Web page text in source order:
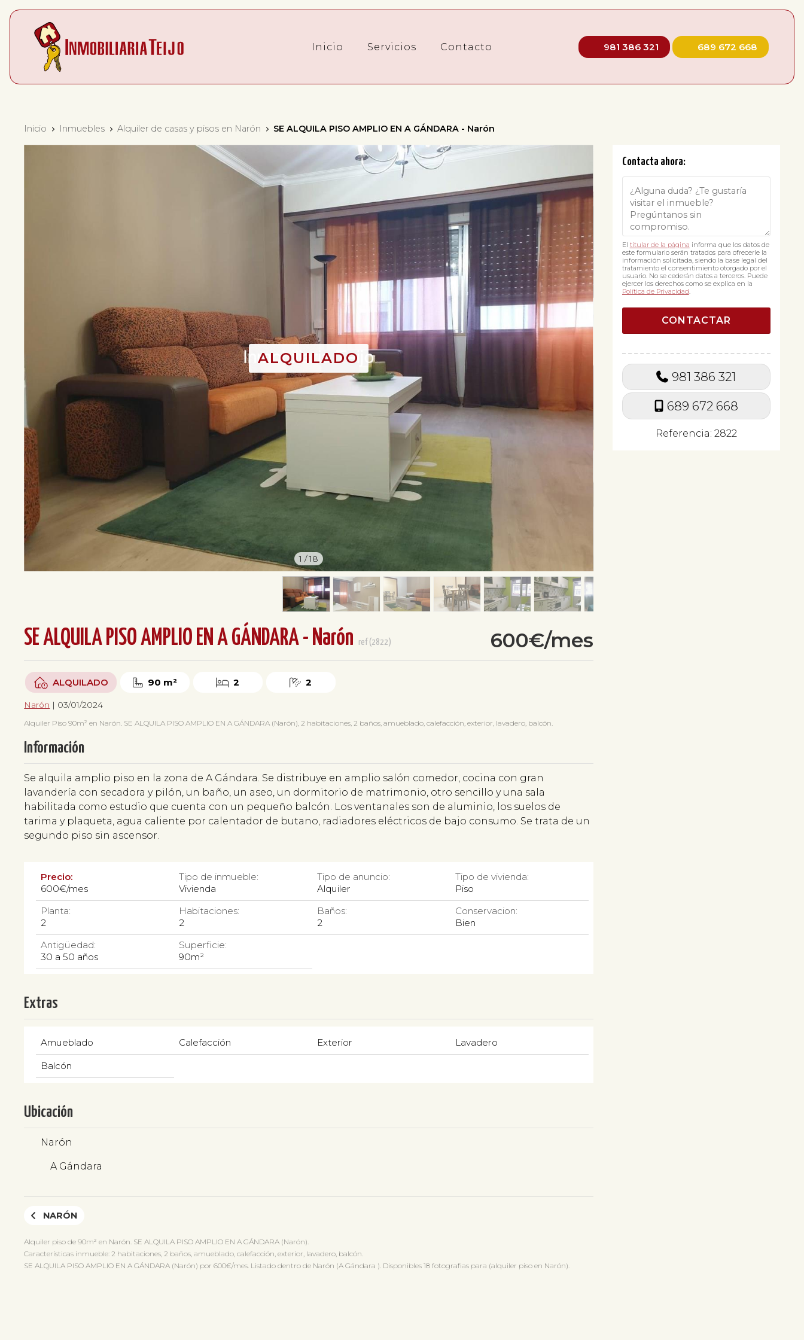
Inicio Servicios Contacto 981 386 321 689 672 668
Inicio Inmuebles Alquiler de casas y pisos en Narón SE ALQUILA PISO AMPLIO EN A GÁNDARA - Narón
Contacta ahora:
El titular de la página informa que los datos de
este formulario serán tratados para ofrecerle la
información solicitada, siendo la base legal del
tratamiento el consentimiento otorgado por el
usuario. No se cederán datos a terceros. Puede
ejercer los derechos como se explica en la
Política de Privacidad.
981 386 321
689 672 668
Referencia: 2822
1 /18
SE ALQUILA PISO AMPLIO EN A GÁNDARA - Narón ref(2822) 600€/mes
ALQUILADO 90 m² 2 2
Narón | 03/01/2024
Alquiler Piso 90m² en Narón. SE ALQUILA PISO AMPLIO EN A GÁNDARA (Narón), 2 habitaciones, 2 baños, amueblado, calefacción, exterior, lavadero, balcón.
Información
Se alquila amplio piso en la zona de A Gándara. Se distribuye en amplio salón comedor, cocina con gran
lavandería con secadora y pilón, un baño, un aseo, un dormitorio de matrimonio, otro sencillo y una sala
habilitada como estudio que cuenta con un pequeño balcón. Los ventanales son de aluminio, los suelos de
tarima y plaqueta, agua caliente por calentador de butano, radiadores eléctricos de bajo consumo. Se trata de un
segundo piso sin ascensor.
Precio:
600€/mes
Tipo de inmueble:
Vivienda
Tipo de anuncio:
Alquiler
Tipo de vivienda:
Piso
Planta:
2
Habitaciones:
2
Baños:
2
Conservacion:
Bien
Antigüedad:
30 a 50 años
Superficie:
90m²
Extras
Amueblado Calefacción Exterior Lavadero
Balcón
Ubicación
Narón
A Gándara
NARÓN
Alquiler piso de 90m² en Narón. SE ALQUILA PISO AMPLIO EN A GÁNDARA (Narón).
Características inmueble: 2 habitaciones, 2 baños, amueblado, calefacción, exterior, lavadero, balcón.
SE ALQUILA PISO AMPLIO EN A GÁNDARA (Narón) por 600€/mes. Listado dentro de Narón (A Gándara ). Disponibles 18 fotografias para (alquiler piso en Narón).